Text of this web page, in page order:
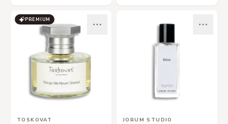
PREMIUM
TOSKOVAT JORUM STUDIO